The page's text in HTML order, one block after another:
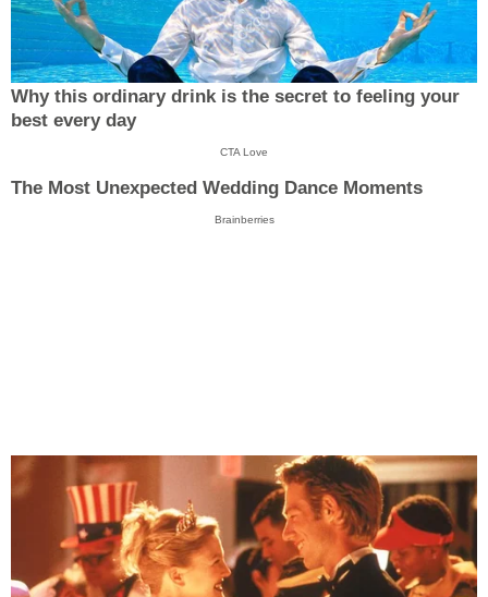
Why this ordinary drink is the secret to feeling your
best every day
CTA Love
The Most Unexpected Wedding Dance Moments
Brainberries